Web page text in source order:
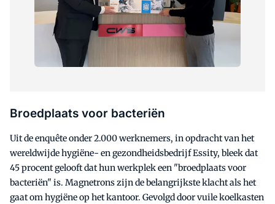
Broedplaats voor bacteriën
Uit de enquête onder 2.000 werknemers, in opdracht van het
wereldwijde hygiëne- en gezondheidsbedrijf Essity, bleek dat
45 procent gelooft dat hun werkplek een "broedplaats voor
bacteriën" is. Magnetrons zijn de belangrijkste klacht als het
gaat om hygiëne op het kantoor. Gevolgd door vuile koelkasten